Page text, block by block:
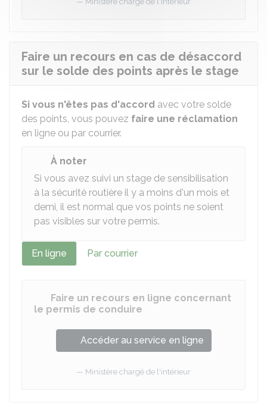
Faire un recours en cas de désaccord
sur le solde des points après le stage
Si vous n'êtes pas d'accord avec votre solde
des points, vous pouvez faire une réclamation
en ligne ou par courrier.
À noter
Si vous avez suivi un stage de sensibilisation
à la sécurité routière il y a moins d'un mois et
demi, il est normal que vos points ne soient
pas visibles sur votre permis.
En ligne Par courrier
Faire un recours en ligne concernant
le permis de conduire
Accéder au service en ligne
Ministère chargé de l'intérieur